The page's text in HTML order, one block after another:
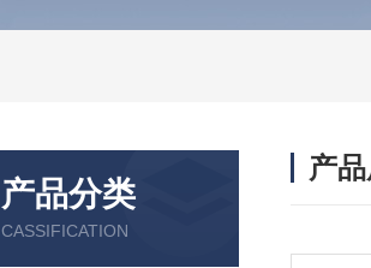
产品分类
CASSIFICATION
产